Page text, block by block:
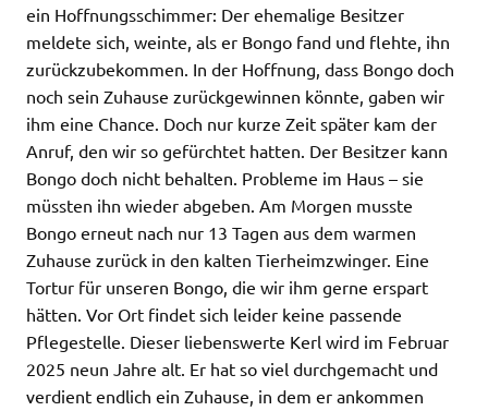
ein Hoffnungsschimmer: Der ehemalige Besitzer
meldete sich, weinte, als er Bongo fand und flehte, ihn
zurückzubekommen. In der Hoffnung, dass Bongo doch
noch sein Zuhause zurückgewinnen könnte, gaben wir
ihm eine Chance. Doch nur kurze Zeit später kam der
Anruf, den wir so gefürchtet hatten. Der Besitzer kann
Bongo doch nicht behalten. Probleme im Haus – sie
müssten ihn wieder abgeben. Am Morgen musste
Bongo erneut nach nur 13 Tagen aus dem warmen
Zuhause zurück in den kalten Tierheimzwinger. Eine
Tortur für unseren Bongo, die wir ihm gerne erspart
hätten. Vor Ort findet sich leider keine passende
Pflegestelle. Dieser liebenswerte Kerl wird im Februar
2025 neun Jahre alt. Er hat so viel durchgemacht und
verdient endlich ein Zuhause, in dem er ankommen